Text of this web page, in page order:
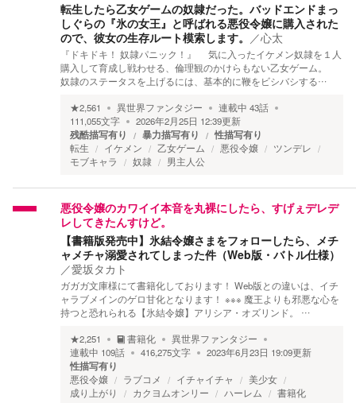
転生したら乙女ゲームの奴隷だった。バッドエンドまっ
しぐらの『氷の女王』と呼ばれる悪役令嬢に購入された
ので、彼女の生存ルート模索します。 ／心太
『ドキドキ！ 奴隷パニック！』 気に入ったイケメン奴隷を１人
購入して育成し戦わせる、倫理観のかけらもない乙女ゲーム。
奴隷のステータスを上げるには、基本的に鞭をビシバシする…
★2,561 異世界ファンタジー 連載中 43話
111,055文字 2026年2月25日 12:39更新
残酷描写有り 暴力描写有り 性描写有り
転生 イケメン 乙女ゲーム 悪役令嬢
ツンデレ
モブキャラ
奴隷 男主人公
悪役令嬢のカワイイ本音を丸裸にしたら、すげぇデレデ
レしてきたんすけど。
【書籍版発売中】氷結令嬢さまをフォローしたら、メチ
ャメチャ溺愛されてしまった件（Web版・バトル仕様）
／愛坂タカト
ガガガ文庫様にて書籍化しております！ Web版との違いは、イチ
ャラブメインのゲロ甘化となります！ ※※※ 魔王よりも邪悪な心を
持つと恐れられる【氷結令嬢】アリシア・オズリンド。 …
★2,251 書籍化
異世界ファンタジー
連載中 109話 416,275文字 2023年6月23日 19:09更新
性描写有り
悪役令嬢 ラブコメ イチャイチャ
美少女
成り上がり
カクヨムオンリー ハーレム 書籍化